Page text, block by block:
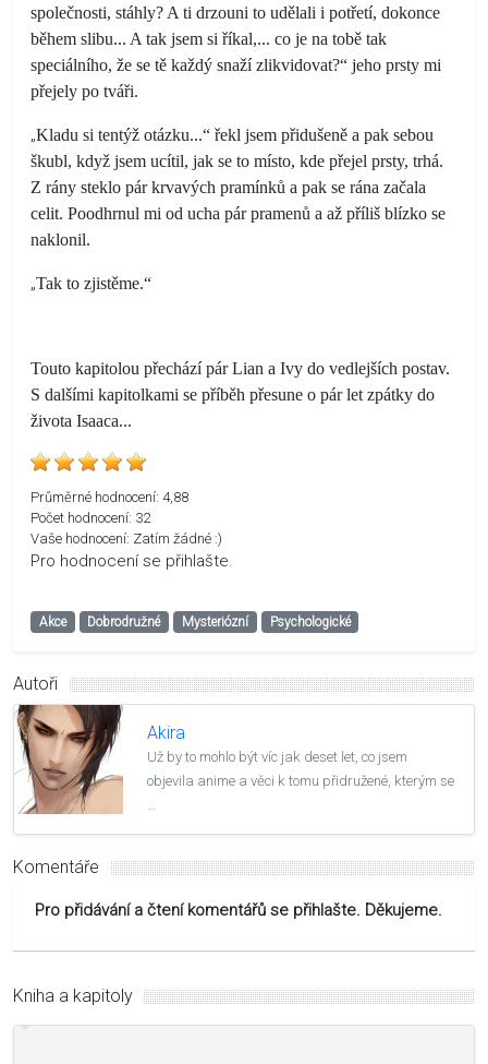
společnosti, stáhly? A ti drzouni to udělali i potřetí, dokonce
během slibu... A tak jsem si říkal,... co je na tobě tak
speciálního, že se tě každý snaží zlikvidovat?“ jeho prsty mi
přejely po tváři.
„Kladu si tentýž otázku...“ řekl jsem přidušeně a pak sebou
škubl, když jsem ucítil, jak se to místo, kde přejel prsty, trhá.
Z rány steklo pár krvavých pramínků a pak se rána začala
celit. Poodhrnul mi od ucha pár pramenů a až příliš blízko se
naklonil.
„Tak to zjistěme.“
Touto kapitolou přechází pár Lian a Ivy do vedlejších postav.
S dalšími kapitolkami se příběh přesune o pár let zpátky do
života Isaaca...
Průměrné hodnocení: 4,88
Počet hodnocení: 32
Vaše hodnocení: Zatím žádné :)
Pro hodnocení se přihlašte.
Akce Dobrodružné Mysteriózní Psychologické
Autoři
Akira
Už by to mohlo být víc jak deset let, co jsem
objevila anime a věci k tomu přidružené, kterým se
…
Komentáře
Pro přidávání a čtení komentářů se přihlašte. Děkujeme.
Kniha a kapitoly